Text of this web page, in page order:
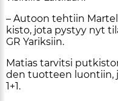
– Au­toon teh­tiin
kis­to, jota pys­tyy nyt
GR Ya­rik­siin.
Ma­ti­as tar­vit­si
den tuot­teen luon­tiin,
1+1.